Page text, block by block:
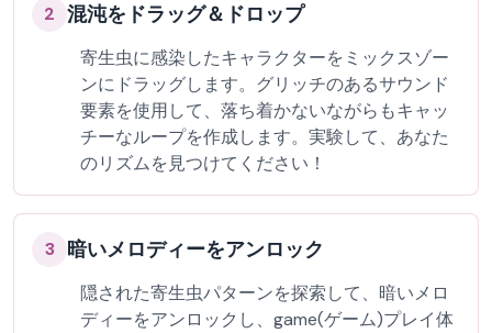
2 混沌をドラッグ＆ドロップ
寄生虫に感染したキャラクターをミックスゾー
ンにドラッグします。グリッチのあるサウンド
要素を使用して、落ち着かないながらもキャッ
チーなループを作成します。実験して、あなた
のリズムを見つけてください！
3 暗いメロディーをアンロック
隠された寄生虫パターンを探索して、暗いメロ
ディーをアンロックし、game(ゲーム)プレイ体